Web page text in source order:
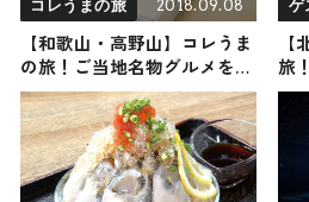
コレうまの旅 2018.09.08
【和歌山・高野山】コレうま
の旅！ご当地名物グルメをお
届け
ゲ
旅
を